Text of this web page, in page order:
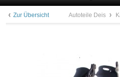
Zur Übersicht Autoteile Deis